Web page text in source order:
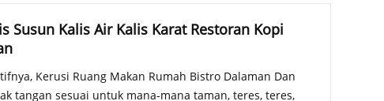
Susun Kalis Air Kalis Karat Restoran Kopi
Kerusi Ruang Makan Rumah Bistro Dalaman Dan
tangan sesuai untuk mana-mana taman, teres, teres,